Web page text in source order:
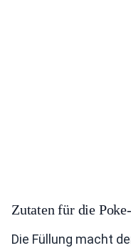
Zutaten für die
Die Füllung macht